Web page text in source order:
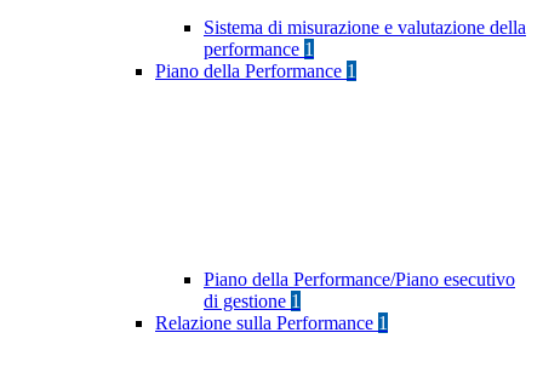
Sistema di misurazione e valutazione della
performance 1
Piano della Performance 1
Piano della Performance/Piano esecutivo
di gestione 1
Relazione sulla Performance 1